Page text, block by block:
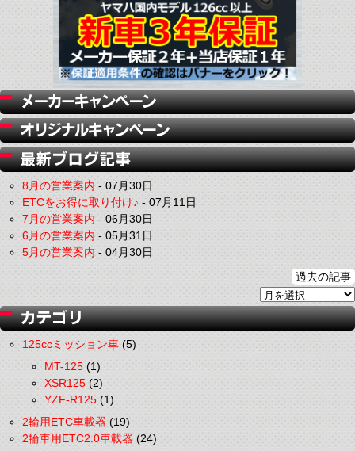
8月の営業案内-07月30日
ETCをお得に取り付け♪-07月11日
7月の営業案内-06月30日
6月の営業案内-05月31日
5月の営業案内-04月30日
過去の記事
125ccミッション車(5)
MT-125(1)
XSR125(2)
YZF-R125(1)
2輪用ETC車載器(19)
2輪車用ETC2.0車載器(24)